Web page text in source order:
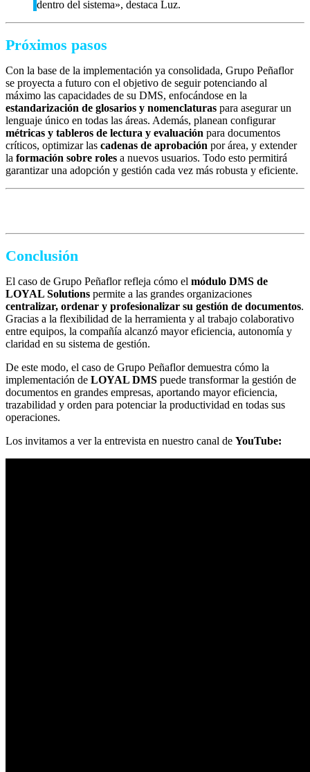
dentro del sistema», destaca Luz.
Próximos pasos
Con la base de la implementación ya consolidada, Grupo Peñaflor
se proyecta a futuro con el objetivo de seguir potenciando al
máximo las capacidades de su DMS, enfocándose en la
estandarización de glosarios y nomenclaturas para asegurar un
lenguaje único en todas las áreas. Además, planean configurar
métricas y tableros de lectura y evaluación para documentos
críticos, optimizar las cadenas de aprobación por área, y extender
la formación sobre roles a nuevos usuarios. Todo esto permitirá
garantizar una adopción y gestión cada vez más robusta y eficiente.
Conclusión
El caso de Grupo Peñaflor refleja cómo el módulo DMS de
LOYAL Solutions permite a las grandes organizaciones
centralizar, ordenar y profesionalizar su gestión de documentos.
Gracias a la flexibilidad de la herramienta y al trabajo colaborativo
entre equipos, la compañía alcanzó mayor eficiencia, autonomía y
claridad en su sistema de gestión.
De este modo, el caso de Grupo Peñaflor demuestra cómo la
implementación de LOYAL DMS puede transformar la gestión de
documentos en grandes empresas, aportando mayor eficiencia,
trazabilidad y orden para potenciar la productividad en todas sus
operaciones.
Los invitamos a ver la entrevista en nuestro canal de YouTube: